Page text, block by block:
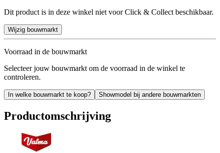
Dit product is in deze winkel niet voor Click & Collect beschikbaar.
Wijzig bouwmarkt
Voorraad in de bouwmarkt
Selecteer jouw bouwmarkt om de voorraad in de winkel te
controleren.
In welke bouwmarkt te koop? Showmodel bij andere bouwmarkten
Productomschrijving